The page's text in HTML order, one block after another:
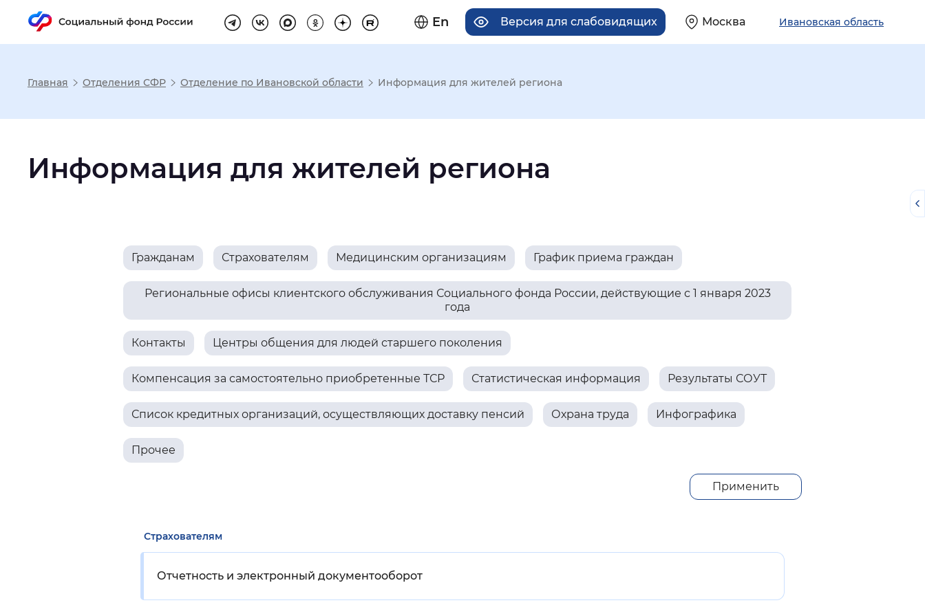
En Версия для слабовидящих Москва Ивановская область
Настройка режима отображения
Размер шрифта Стандартный Увеличенный Крупный
Интервал между буквами: Нормальный Увеличенный Большой
Цвет сайта: Монохромный Инверсивный монохромный
Изображения: Включены Выключены
Звуковой ассистент
Главная Отделения СФР Отделение по Ивановской области Информация для жителей региона
Информация для жителей региона
Гражданам Страхователям Медицинским организациям График приема граждан
Региональные офисы клиентского обслуживания Социального фонда России, действующие с 1 января 2023
года
Контакты Центры общения для людей старшего поколения
Компенсация за самостоятельно приобретенные ТСР Статистическая информация Результаты СОУТ
Список кредитных организаций, осуществляющих доставку пенсий Охрана труда Инфографика
Прочее
Применить
Страхователям
Отчетность и электронный документооборот